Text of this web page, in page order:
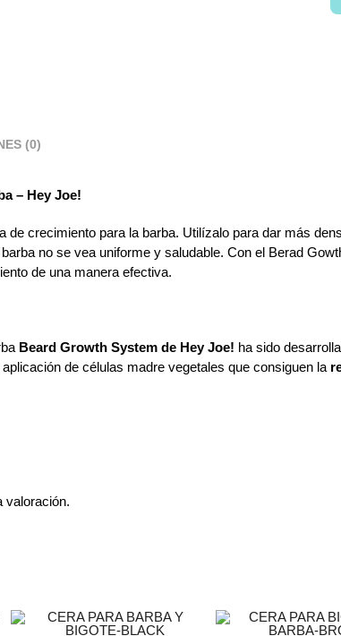
(0)
– Hey Joe!
de crecimiento para la barba. Utilízalo para dar más
no se vea uniforme y saludable. Con el Berad
de una manera efectiva.
Beard Growth System de Hey Joe! ha sido
de células madre vegetales que consiguen la
valoración.